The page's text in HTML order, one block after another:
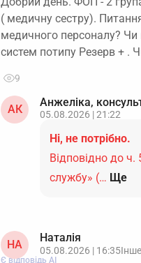
( медичну сестру).
медичного персоналу? Чи
систем потипу Резерв + .
9
АК
Анжеліка,
05.08.2026 | 21:22
Ні, не потрібно.
Відповідно до ч.
службу» (… Ще
НА
Наталія
05.08.2026 | 16:35Інше
Є відповідь АІ